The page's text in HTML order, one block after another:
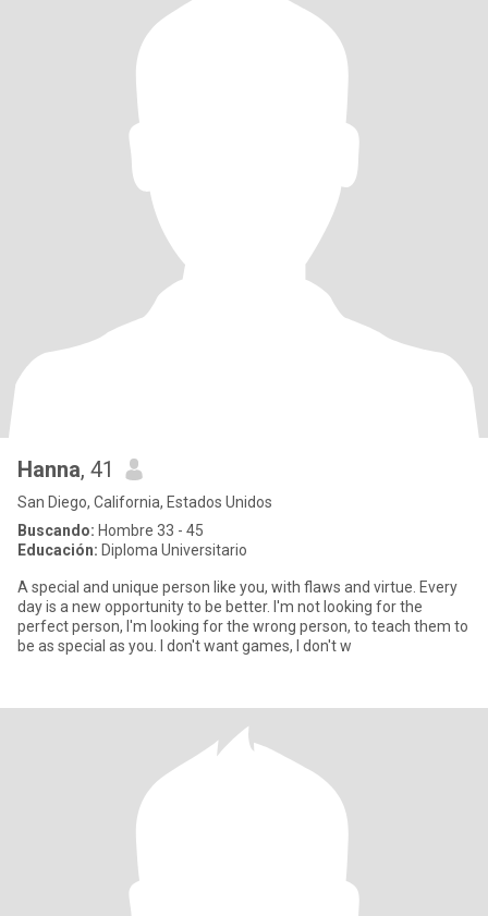
Hanna, 41
San Diego, California, Estados Unidos
Buscando: Hombre 33 - 45
Educación: Diploma Universitario
A special and unique person like you, with flaws and virtue. Every
day is a new opportunity to be better. I'm not looking for the
perfect person, I'm looking for the wrong person, to teach them to
be as special as you. I don't want games, I don't w